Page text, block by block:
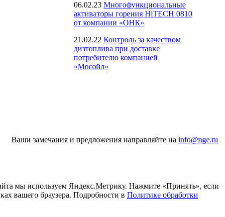
06.02.23 Многофункциональные
активаторы горения HiTECH 0810
от компании «ОНК»
21.02.22 Контроль за качеством
дизтоплива при доставке
потребителю компанией
«Мосойл»
Ваши замечания и предложения направляйте на info@nge.ru
мы используем Яндекс.Метрику. Нажмите «Принять», если
вашего браузера. Подробности в Политике обработки